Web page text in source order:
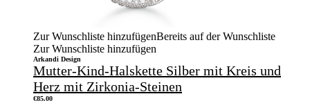
Zur Wunschliste hinzufügenBereits auf der Wunschliste
Zur Wunschliste hinzufügen
Arkandi Design
Mutter-Kind-Halskette Silber mit Kreis und
Herz mit Zirkonia-Steinen
€85.00